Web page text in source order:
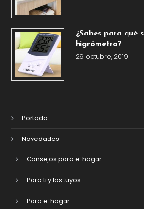
¿Sabes para qué
higrómetro?
29 octubre, 2019
Portada
Novedades
Consejos para el hogar
Para ti y los tuyos
Para el hogar